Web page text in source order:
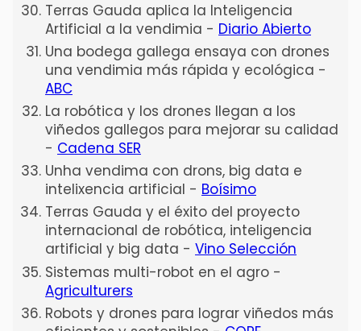
Terras Gauda aplica la Inteligencia
Artificial a la vendimia - Diario Abierto
Una bodega gallega ensaya con drones
una vendimia más rápida y ecológica -
ABC
La robótica y los drones llegan a los
viñedos gallegos para mejorar su calidad
- Cadena SER
Unha vendima con drons, big data e
intelixencia artificial - Boísimo
Terras Gauda y el éxito del proyecto
internacional de robótica, inteligencia
artificial y big data - Vino Selección
Sistemas multi-robot en el agro -
Agriculturers
Robots y drones para lograr viñedos más